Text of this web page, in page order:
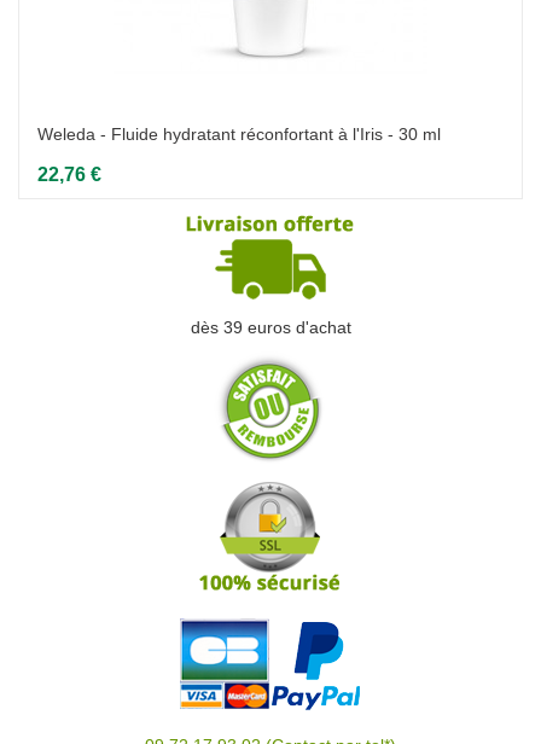
Weleda - Fluide hydratant réconfortant à l'Iris - 30 ml
22,76 €
dès 39 euros d'achat